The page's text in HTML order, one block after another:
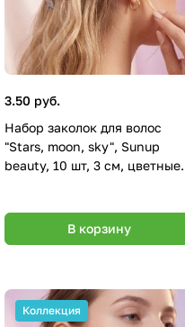
3.50 руб.
Набор заколок для волос
"Stars, moon, sky", Sunup
beauty, 10 шт, 3 см, цветные
В корзину
Коллекция